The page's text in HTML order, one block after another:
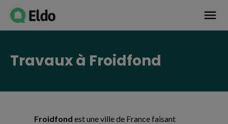
menu
Travaux à Froidfond
Froidfond est une ville de France faisant